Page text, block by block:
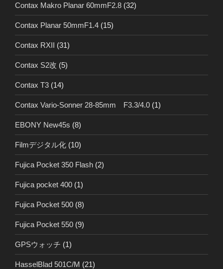
Contax Makro Planar 60mmF2.8 (32)
Contax Planar 50mmF1.4 (15)
Contax RXII (31)
Contax S2改 (5)
Contax T3 (14)
Contax Vario-Sonner 28-85mm F3.3/4.0 (1)
EBONY New45s (8)
Filmデジタル化 (10)
Fujica Pocket 350 Flash (2)
Fujica pocket 400 (1)
Fujica Pocket 500 (8)
Fujica Pocket 550 (9)
GPSウォッチ (1)
HasselBlad 501C/M (21)